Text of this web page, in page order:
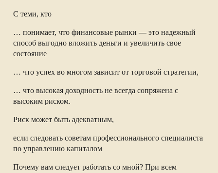
С теми, кто
… понимает, что финансовые рынки — это надежный
способ выгодно вложить деньги и увеличить свое
состояние
… что успех во многом зависит от торговой стратегии,
… что высокая доходность не всегда сопряжена с
высоким риском.
Риск может быть адекватным,
если следовать советам профессионального специалиста
по управлению капиталом
Почему вам следует работать со мной? При всем